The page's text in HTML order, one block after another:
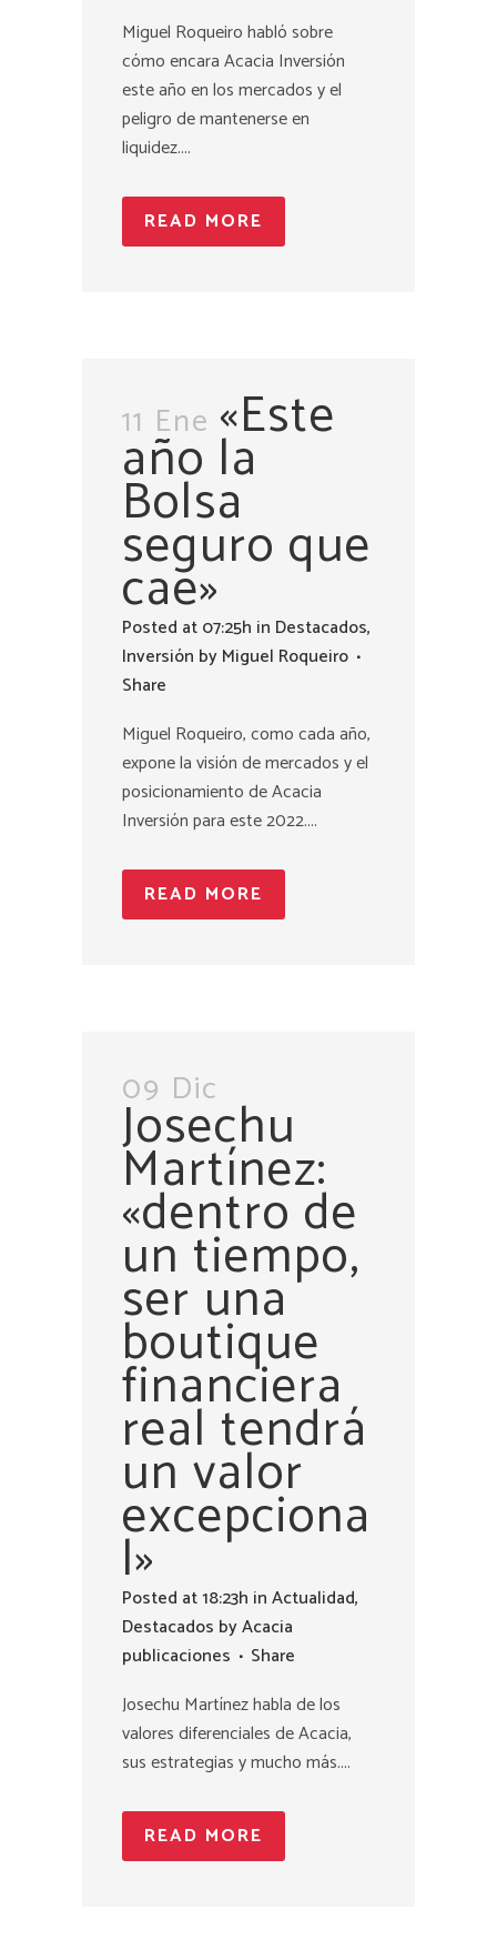
Miguel Roqueiro habló sobre
cómo encara Acacia Inversión
este año en los mercados y el
peligro de mantenerse en
liquidez....
READ MORE
11 Ene «Este
año la
Bolsa
seguro que
cae»
Posted at 07:25h in Destacados,
Inversión byMiguel Roqueiro
Share
Miguel Roqueiro, como cada año,
expone la visión de mercados y el
posicionamiento de Acacia
Inversión para este 2022....
READ MORE
09 Dic
Josechu
Martínez:
«dentro de
un tiempo,
ser una
boutique
financiera
real tendrá
un valor
excepciona
l»
Posted at 18:23h inActualidad,
Destacados byAcacia
publicaciones
Share
Josechu Martínez habla de los
valores diferenciales de Acacia,
sus estrategias y mucho más....
READ MORE